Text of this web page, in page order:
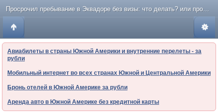
Просрочил пребывание в Эквадоре без визы: что делать? или просто штраф при выезде?
Авиабилеты в страны Южной Америки и внутренние перелеты - за
рубли
Мобильный интернет во всех странах Южной и Центральной Америки
Бронь отелей в Южной Америке за рубли
Аренда авто в Южной Америке без кредитной карты